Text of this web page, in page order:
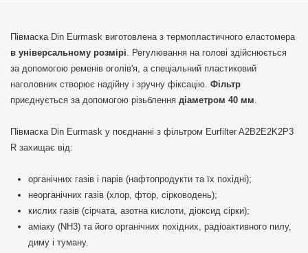
Півмаска Din Eurmask виготовлена з термопластичного еластомера
в універсальному розмірі. Регулювання на голові здійснюється
за допомогою ременів оголів'я, а спеціальний пластиковий
наголовник створює надійну і зручну фіксацію. Фільтр
приєднується за допомогою різьблення діаметром 40 мм.
Півмаска Din Eurmask у поєднанні з фільтром Eurfilter A2B2E2K2P3
R захищає від:
органічних газів і парів (нафтопродукти та їх похідні);
неорганічних газів (хлор, фтор, сірководень);
кислих газів (сірчата, азотна кислоти, діоксид сірки);
аміаку (NH3) та його органічних похідних, радіоактивного пилу,
диму і туману.